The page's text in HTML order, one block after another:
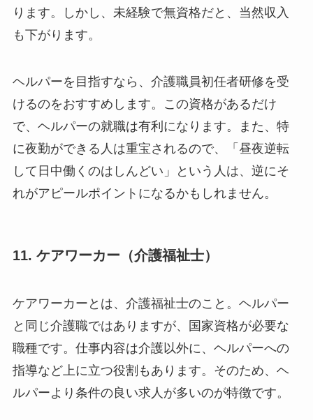
ります。しかし、未経験で無資格だと、当然収入
も下がります。
ヘルパーを目指すなら、介護職員初任者研修を受
けるのをおすすめします。この資格があるだけ
で、ヘルパーの就職は有利になります。また、特
に夜勤ができる人は重宝されるので、「昼夜逆転
して日中働くのはしんどい」という人は、逆にそ
れがアピールポイントになるかもしれません。
11. ケアワーカー（介護福祉士）
ケアワーカーとは、介護福祉士のこと。ヘルパー
と同じ介護職ではありますが、国家資格が必要な
職種です。仕事内容は介護以外に、ヘルパーへの
指導など上に立つ役割もあります。そのため、ヘ
ルパーより条件の良い求人が多いのが特徴です。